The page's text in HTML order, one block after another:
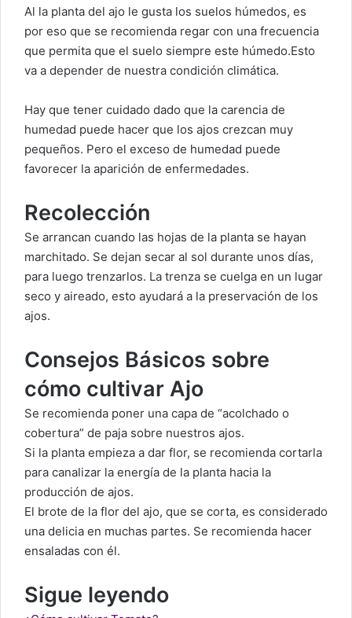
Al la planta del ajo le gusta los suelos húmedos, es
por eso que se recomienda regar con una frecuencia
que permita que el suelo siempre este húmedo.Esto
va a depender de nuestra condición climática.
Hay que tener cuidado dado que la carencia de
humedad puede hacer que los ajos crezcan muy
pequeños. Pero el exceso de humedad puede
favorecer la aparición de enfermedades.
Recolección
Se arrancan cuando las hojas de la planta se hayan
marchitado. Se dejan secar al sol durante unos días,
para luego trenzarlos. La trenza se cuelga en un lugar
seco y aireado, esto ayudará a la preservación de los
ajos.
Consejos Básicos sobre
cómo cultivar Ajo
Se recomienda poner una capa de “acolchado o
cobertura” de paja sobre nuestros ajos.
Si la planta empieza a dar flor, se recomienda cortarla
para canalizar la energía de la planta hacia la
producción de ajos.
El brote de la flor del ajo, que se corta, es considerado
una delicia en muchas partes. Se recomienda hacer
ensaladas con él.
Sigue leyendo